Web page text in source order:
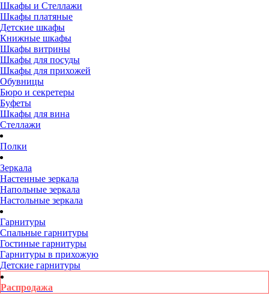
Шкафы и Стеллажи
Шкафы платяные
Детские шкафы
Книжные шкафы
Шкафы витрины
Шкафы для посуды
Шкафы для прихожей
Обувницы
Бюро и секретеры
Буфеты
Шкафы для вина
Стеллажи
Полки
Зеркала
Настенные зеркала
Напольные зеркала
Настольные зеркала
Гарнитуры
Спальные гарнитуры
Гостиные гарнитуры
Гарнитуры в прихожую
Детские гарнитуры
Распродажа